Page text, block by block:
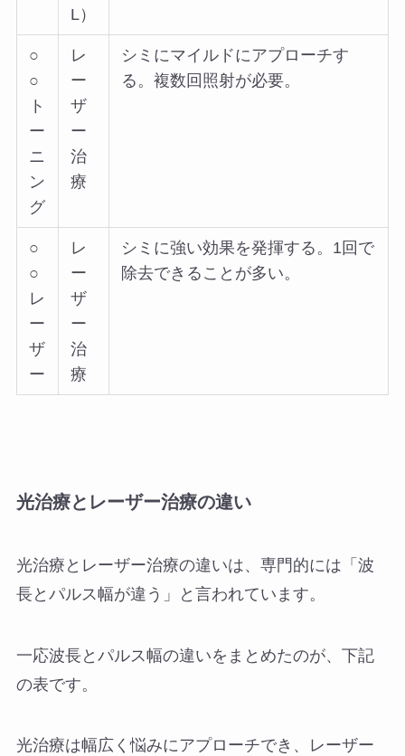
L）
○
○
ト
ー
ニ
ン
グ
レ
ー
ザ
ー
治
療
シミにマイルドにアプローチす
る。複数回照射が必要。
○
○
レ
ー
ザ
ー
レ
ー
ザ
ー
治
療
シミに強い効果を発揮する。1回で
除去できることが多い。
光治療とレーザー治療の違い
光治療とレーザー治療の違いは、専門的には「波
長とパルス幅が違う」と言われています。
一応波長とパルス幅の違いをまとめたのが、下記
の表です。
光治療は幅広く悩みにアプローチでき、レーザー